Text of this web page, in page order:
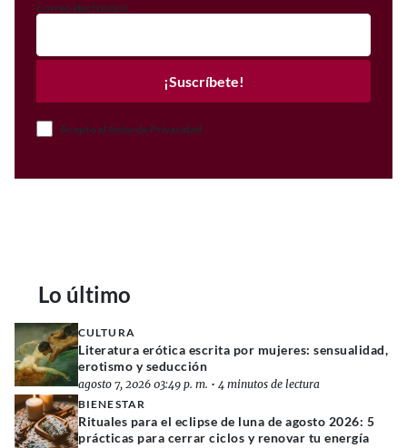
Correo electrónico
¡Suscríbete!
Acepto el Aviso de Privacidad
Lo último
CULTURA
Literatura erótica escrita por mujeres: sensualidad,
erotismo y seducción
agosto 7, 2026 03:49 p. m. • 4 minutos de lectura
BIENESTAR
Rituales para el eclipse de luna de agosto 2026: 5
prácticas para cerrar ciclos y renovar tu energía